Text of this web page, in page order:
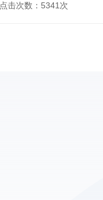
点击次数： 5341次